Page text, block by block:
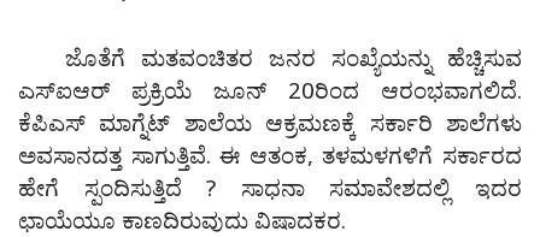
ಜೊತೆಗೆ ಮತವಂಚಿತರ ಜನರ ಸಂಖ್ಯೆಯನ್ನು ಹೆಚ್ಚಿಸುವ
ಎಸ್‌ಐಆರ್ ಪ್ರಕ್ರಿಯೆ ಜೂನ್ 20ರಿಂದ ಆರಂಭವಾಗಲಿದೆ.
ಕೆಪಿಎಸ್ ಮಾಗ್ನೆಟ್ ಶಾಲೆಯ ಆಕ್ರಮಣಕ್ಕೆ ಸರ್ಕಾರಿ ಶಾಲೆಗಳು
ಅವಸಾನದತ್ತ ಸಾಗುತ್ತಿವೆ. ಈ ಆತಂಕ, ತಳಮಳಗಳಿಗೆ ಸರ್ಕಾರದ
ಹೇಗೆ ಸ್ಪಂದಿಸುತ್ತಿದೆ ? ಸಾಧನಾ ಸಮಾವೇಶದಲ್ಲಿ ಇದರ
ಛಾಯೆಯೂ ಕಾಣದಿರುವುದು ವಿಷಾದಕರ.